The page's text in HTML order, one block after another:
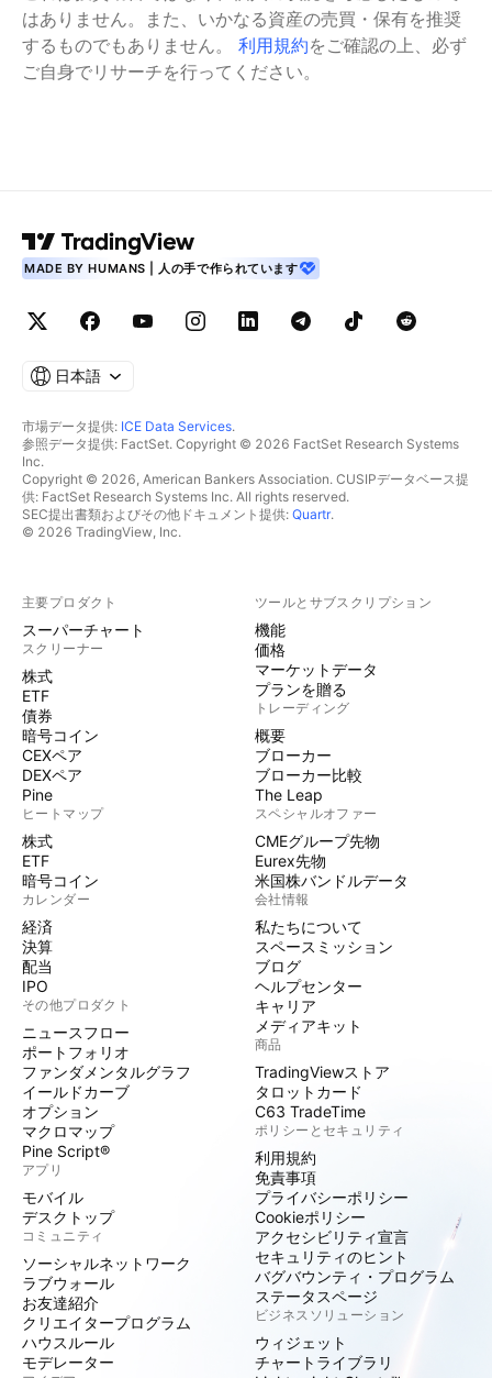
はありません。また、いかなる資産の売買・保有を推奨
するものでもありません。
利用規約をご確認の上、必ず
ご自身でリサーチを行ってください。
MADE BY HUMANS | 人の手で作られています
日本語
市場データ提供: ICE Data Services.
参照データ提供: FactSet. Copyright © 2026 FactSet Research Systems
Inc.
Copyright © 2026, American Bankers Association. CUSIPデータベース提
供: FactSet Research Systems Inc. All rights reserved.
SEC提出書類およびその他ドキュメント提供: Quartr.
© 2026 TradingView, Inc.
主要プロダクト
スーパーチャート
スクリーナー
株式
ETF
債券
暗号コイン
CEXペア
DEXペア
Pine
ヒートマップ
株式
ETF
暗号コイン
カレンダー
経済
決算
配当
IPO
その他プロダクト
ニュースフロー
ポートフォリオ
ファンダメンタルグラフ
イールドカーブ
オプション
マクロマップ
Pine Script®
アプリ
モバイル
デスクトップ
コミュニティ
ソーシャルネットワーク
ラブウォール
お友達紹介
クリエイタープログラム
ハウスルール
モデレーター
ツールとサブスクリプション
機能
価格
マーケットデータ
プランを贈る
トレーディング
概要
ブローカー
ブローカー比較
The Leap
スペシャルオファー
CMEグループ先物
Eurex先物
米国株バンドルデータ
会社情報
私たちについて
スペースミッション
ブログ
ヘルプセンター
キャリア
メディアキット
商品
TradingViewストア
タロットカード
C63 TradeTime
ポリシーとセキュリティ
利用規約
免責事項
プライバシーポリシー
Cookieポリシー
アクセシビリティ宣言
セキュリティのヒント
バグバウンティ・プログラム
ステータスページ
ビジネスソリューション
ウィジェット
チャートライブラリ